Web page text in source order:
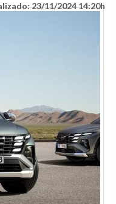
23/11/2024 14:20h